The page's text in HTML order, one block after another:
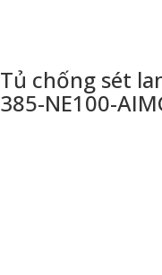
Tủ chống sét
385-NE100-